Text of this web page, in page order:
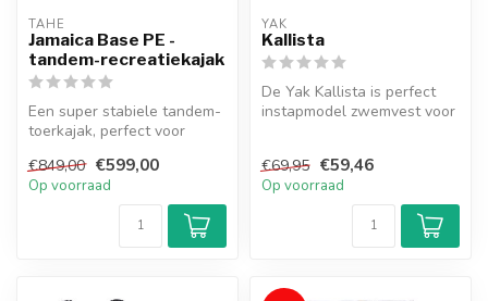
TAHE
Jamaica Base PE -
tandem-recreatiekajak
Een super stabiele tandem-
toerkajak, perfect voor
volw...
€849,00 €599,00
Op voorraad
YAK
Kallista
De Yak Kallista is perfect
instapmodel zwemvest voor
€69,95 €59,46
Op voorraad